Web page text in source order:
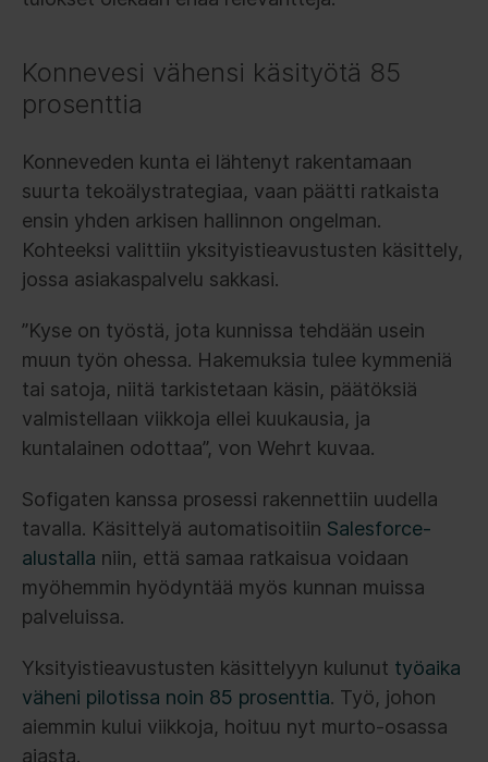
Konnevesi vähensi käsityötä 85
prosenttia
Konneveden kunta ei lähtenyt rakentamaan
suurta tekoälystrategiaa, vaan päätti ratkaista
ensin yhden arkisen hallinnon ongelman.
Kohteeksi valittiin yksityistieavustusten käsittely,
jossa asiakaspalvelu sakkasi.
”Kyse on työstä, jota kunnissa tehdään usein
muun työn ohessa. Hakemuksia tulee kymmeniä
tai satoja, niitä tarkistetaan käsin, päätöksiä
valmistellaan viikkoja ellei kuukausia, ja
kuntalainen odottaa”, von Wehrt kuvaa.
Sofigaten kanssa prosessi rakennettiin uudella
tavalla. Käsittelyä automatisoitiin Salesforce-
alustalla niin, että samaa ratkaisua voidaan
myöhemmin hyödyntää myös kunnan muissa
palveluissa.
Yksityistieavustusten käsittelyyn kulunut työaika
väheni pilotissa noin 85 prosenttia. Työ, johon
aiemmin kului viikkoja, hoituu nyt murto-osassa
ajasta.